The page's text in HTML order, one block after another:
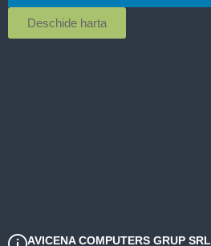
AVICENA COMPUTERS GRUP SRL
Deschide harta